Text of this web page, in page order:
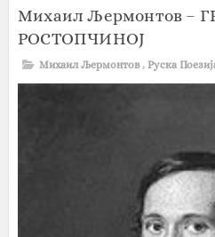
Михаил Љермонтов –
РОСТОПЧИНОЈ
Михаил Љермонтов , Руска